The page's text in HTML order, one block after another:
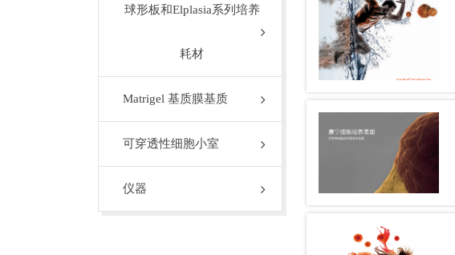
球形板和Elplasia系列培养
耗材
Matrigel 基质膜基质
可穿透性细胞小室
仪器